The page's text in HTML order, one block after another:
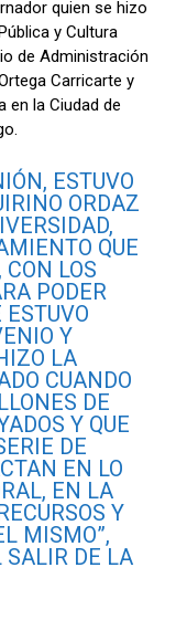
quien se hizo
y Cultura
de Administración
Carricarte y
en la Ciudad de
ESTUVO
ORDAZ
QUE
LOS
PODER
Y
LA
CUANDO
DE
Y QUE
DE
EN LO
EN LA
Y
MISMO”,
SALIR DE LA